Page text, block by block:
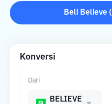
Beli Believe (
Konversi
Dari
BELIEVE